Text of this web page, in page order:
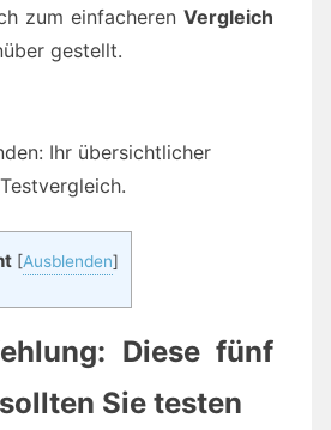
zum einfacheren Vergleich
gestellt.
Ihr übersichtlicher
Testvergleich.
[Ausblenden]
Diese fünf
Sie testen